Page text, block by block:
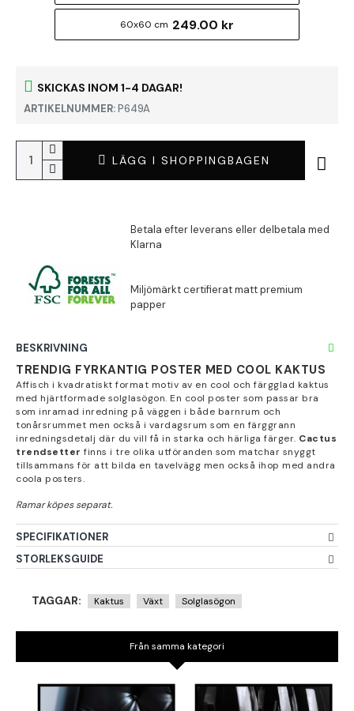
SKICKAS INOM 1-4 DAGAR!
ARTIKELNUMMER:P649A
60x60 cm 249.00 kr
LÄGG I SHOPPINGBAGEN
BESKRIVNING
TRENDIG FYRKANTIG POSTER MED COOL KAKTUS
Affisch i kvadratiskt format motiv av en cool och färgglad kaktus
med hjärtformade solglasögon. En cool poster som passar bra
som inramad inredning på väggen i både barnrum och
tonårsrummet men också i vardagsrum som en färggrann
inredningsdetalj där du vill få in starka och härliga färger. Cactus
trendsetter finns i tre olika utföranden som matchar snyggt
tillsammans för att bilda en tavelvägg men också ihop med andra
coola posters.
SPECIFIKATIONER
STORLEKSGUIDE
TAGGAR: Kaktus Växt Solglasögon
Från samma kategori